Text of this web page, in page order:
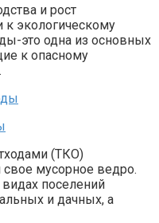
и рост
к экологическому
это одна из основных
к опасному
(ТКО)
свое мусорное ведро.
поселений
и дачных, а